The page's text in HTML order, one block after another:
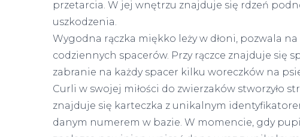
przetarcia. W jej wnętrzu znajduje się rdzeń
uszkodzenia.
Wygodna rączka miękko leży w dłoni, pozwala
codziennych spacerów. Przy rączce znajduje się
zabranie na każdy spacer kilku woreczków na
Curli w swojej miłości do zwierzaków stworzyło
znajduje się karteczka z unikalnym
danym numerem w bazie. W momencie, gdy